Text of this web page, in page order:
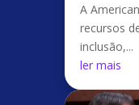
A
recursos
inclusão,...
ler mais